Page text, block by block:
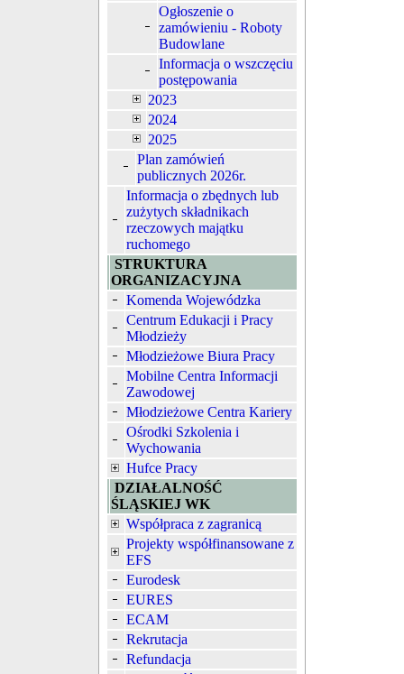
Ogłoszenie o
zamówieniu - Roboty
Budowlane
Informacja o wszczęciu
postępowania
2023
2024
2025
Plan zamówień
publicznych 2026r.
Informacja o zbędnych lub
zużytych składnikach
rzeczowych majątku
ruchomego
STRUKTURA
ORGANIZACYJNA
Komenda Wojewódzka
Centrum Edukacji i Pracy
Młodzieży
Młodzieżowe Biura Pracy
Mobilne Centra Informacji
Zawodowej
Młodzieżowe Centra Kariery
Ośrodki Szkolenia i
Wychowania
Hufce Pracy
DZIAŁALNOŚĆ
ŚLĄSKIEJ WK
Współpraca z zagranicą
Projekty współfinansowane z
EFS
Eurodesk
EURES
ECAM
Rekrutacja
Refundacja